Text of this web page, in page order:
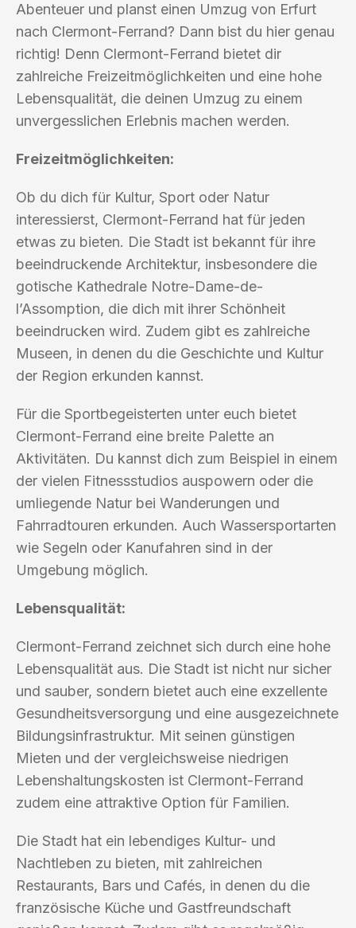
Abenteuer und planst einen Umzug von Erfurt
nach Clermont-Ferrand? Dann bist du hier genau
richtig! Denn Clermont-Ferrand bietet dir
zahlreiche Freizeitmöglichkeiten und eine hohe
Lebensqualität, die deinen Umzug zu einem
unvergesslichen Erlebnis machen werden.
Freizeitmöglichkeiten:
Ob du dich für Kultur, Sport oder Natur
interessierst, Clermont-Ferrand hat für jeden
etwas zu bieten. Die Stadt ist bekannt für ihre
beeindruckende Architektur, insbesondere die
gotische Kathedrale Notre-Dame-de-
l’Assomption, die dich mit ihrer Schönheit
beeindrucken wird. Zudem gibt es zahlreiche
Museen, in denen du die Geschichte und Kultur
der Region erkunden kannst.
Für die Sportbegeisterten unter euch bietet
Clermont-Ferrand eine breite Palette an
Aktivitäten. Du kannst dich zum Beispiel in einem
der vielen Fitnessstudios auspowern oder die
umliegende Natur bei Wanderungen und
Fahrradtouren erkunden. Auch Wassersportarten
wie Segeln oder Kanufahren sind in der
Umgebung möglich.
Lebensqualität:
Clermont-Ferrand zeichnet sich durch eine hohe
Lebensqualität aus. Die Stadt ist nicht nur sicher
und sauber, sondern bietet auch eine exzellente
Gesundheitsversorgung und eine ausgezeichnete
Bildungsinfrastruktur. Mit seinen günstigen
Mieten und der vergleichsweise niedrigen
Lebenshaltungskosten ist Clermont-Ferrand
zudem eine attraktive Option für Familien.
Die Stadt hat ein lebendiges Kultur- und
Nachtleben zu bieten, mit zahlreichen
Restaurants, Bars und Cafés, in denen du die
französische Küche und Gastfreundschaft